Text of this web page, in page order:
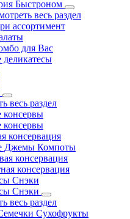
Быстроном
весь раздел
ассортимент
для Вас
весь раздел
консервация
Джемы Компоты
консервация
консервация
Снэки
Снэки
весь раздел
Сухофрукты